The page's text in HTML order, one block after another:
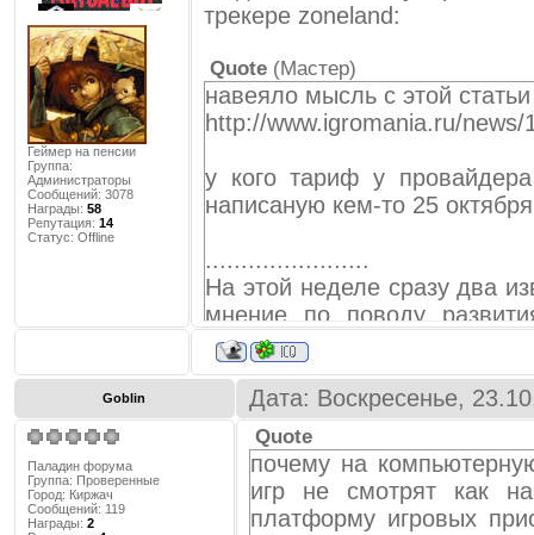
Геймер на пенсии
Группа:
Администраторы
Сообщений: 3078
Награды: 58
Репутация: 14
Статус: Offline
трекере zoneland:
Quote (Мастер)
навеяло мысль с этой
http://www.igromania.ru/
у кого тариф у
написаную кем-то 25
.......................
На этой неделе сразу два
мнение по поводу
начала послушаем главу
признался, что приставки
как его команды, так и
вперед как минимум на
говорит он. Тем не
перекладывать вину на
версии
Goblin Дата: Воскресенье,
Паладин форума
Группа: Проверенные
Город: Киржач
Сообщений: 119
Награды: 2
Quote
почему на
игр не смотрят как
платформу игровых